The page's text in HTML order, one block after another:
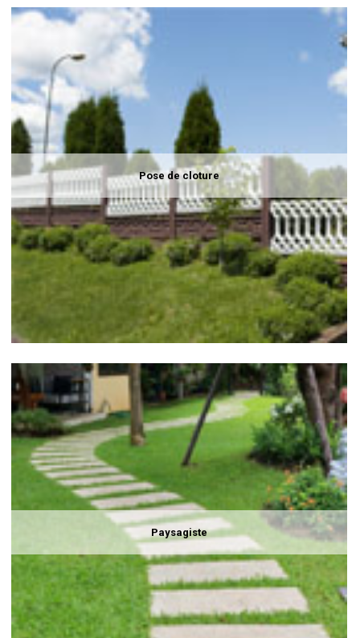
Pose de cloture
Paysagiste